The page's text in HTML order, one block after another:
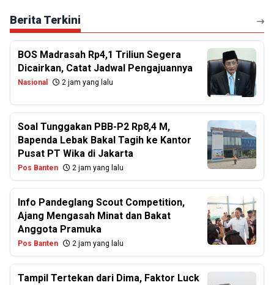
Berita Terkini
BOS Madrasah Rp4,1 Triliun Segera
Dicairkan, Catat Jadwal Pengajuannya
Nasional 2 jam yang lalu
Soal Tunggakan PBB-P2 Rp8,4 M,
Bapenda Lebak Bakal Tagih ke Kantor
Pusat PT Wika di Jakarta
Pos Banten 2 jam yang lalu
Info Pandeglang Scout Competition,
Ajang Mengasah Minat dan Bakat
Anggota Pramuka
Pos Banten 2 jam yang lalu
Tampil Tertekan dari Dima, Faktor Luck